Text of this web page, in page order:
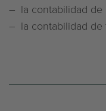
la contabilidad
la contabilidad de